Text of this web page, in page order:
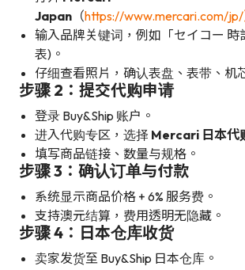
Japan （https://www.mercari.com/jp/
输入品牌关键词，例如「セイコー 時
表)。
仔细查看照片，确认表盘、表带、机
步骤 2：提交代购申请
登录 Buy&Ship 账户。
进入代购专区，选择 Mercari 日本代
填写商品链接、数量与规格。
步骤 3：确认订单与付款
系统显示商品价格 + 6% 服务费。
支持澳元结算，费用透明无隐藏。
步骤 4：日本仓库收货
卖家发货至 Buy&Ship 日本仓库。